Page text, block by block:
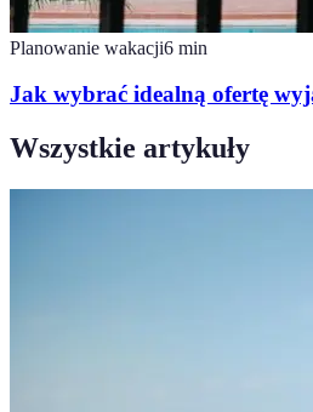
Planowanie wakacji6 min
Jak wybrać idealną ofertę
Wszystkie artykuły